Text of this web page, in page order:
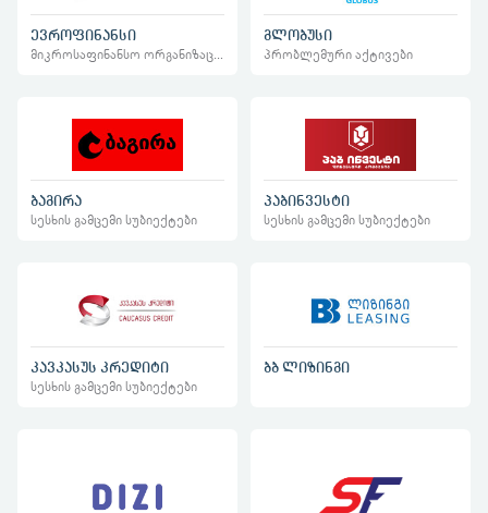
ევროფინანსი გლობუსი
პრობლემური აქტივები
ბაგირა
სესხის გამცემი სუბიექტები
პაბინვესტი
სესხის გამცემი სუბიექტები
კავკასუს კრედიტი
სესხის გამცემი სუბიექტები
ბბ ლიზინგი